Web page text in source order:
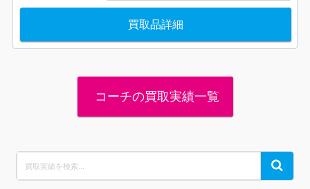
買取品詳細
コーチの買取実績一覧
for:
Search